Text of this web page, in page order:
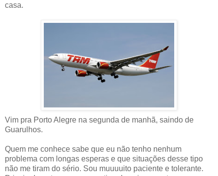
casa.
Vim pra Porto Alegre na segunda de manhã, saindo de
Guarulhos.
Quem me conhece sabe que eu não tenho nenhum
problema com longas esperas e que situações desse tipo
não me tiram do sério. Sou muuuuito paciente e tolerante.